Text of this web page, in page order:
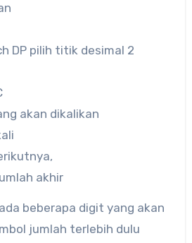
DP pilih titik desimal 2
akan dikalikan
akhir
beberapa digit yang akan
jumlah terlebih dulu